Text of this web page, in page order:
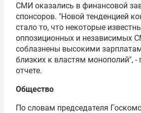
СМИ оказались в финансовой
спонсоров. "Новой тенденцией
стало то, что некоторые
оппозиционных и независимых
соблазнены высокими
близких к властям монополий", -
отчете.
Общество
По словам председателя